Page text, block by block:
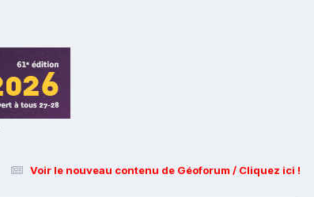
Voir le nouveau contenu de Géoforum / Cliquez ici !